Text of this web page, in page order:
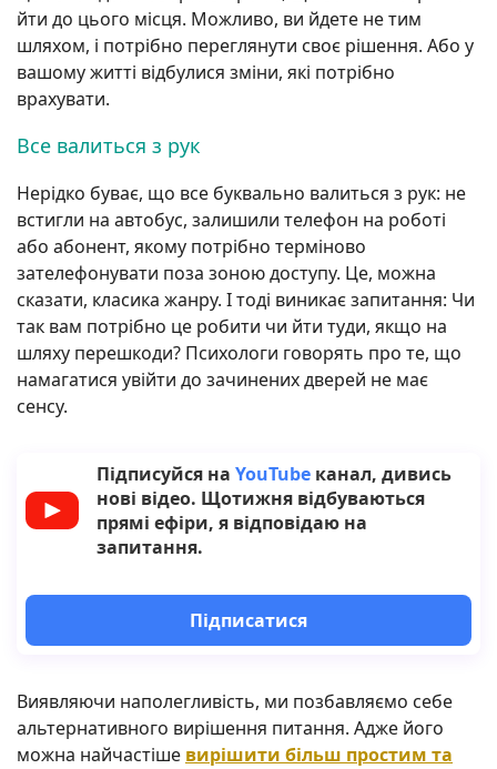
йти до цього місця. Можливо, ви йдете не тим
шляхом, і потрібно переглянути своє рішення. Або у
вашому житті відбулися зміни, які потрібно
врахувати.
Все валиться з рук
Нерідко буває, що все буквально валиться з рук: не
встигли на автобус, залишили телефон на роботі
або абонент, якому потрібно терміново
зателефонувати поза зоною доступу. Це, можна
сказати, класика жанру. І тоді виникає запитання: Чи
так вам потрібно це робити чи йти туди, якщо на
шляху перешкоди? Психологи говорять про те, що
намагатися увійти до зачинених дверей не має
сенсу.
Підписуйся на YouTube канал, дивись
нові відео. Щотижня відбуваються
прямі ефіри, я відповідаю на
запитання.
Підписатися
Виявляючи наполегливість, ми позбавляємо себе
альтернативного вирішення питання. Адже його
можна найчастіше вирішити більш простим та